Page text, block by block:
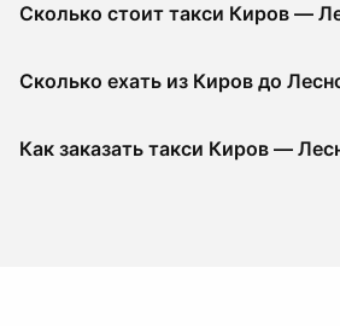
Сколько стоит такси Киров —
Сколько ехать из Киров до
Как заказать такси Киров —